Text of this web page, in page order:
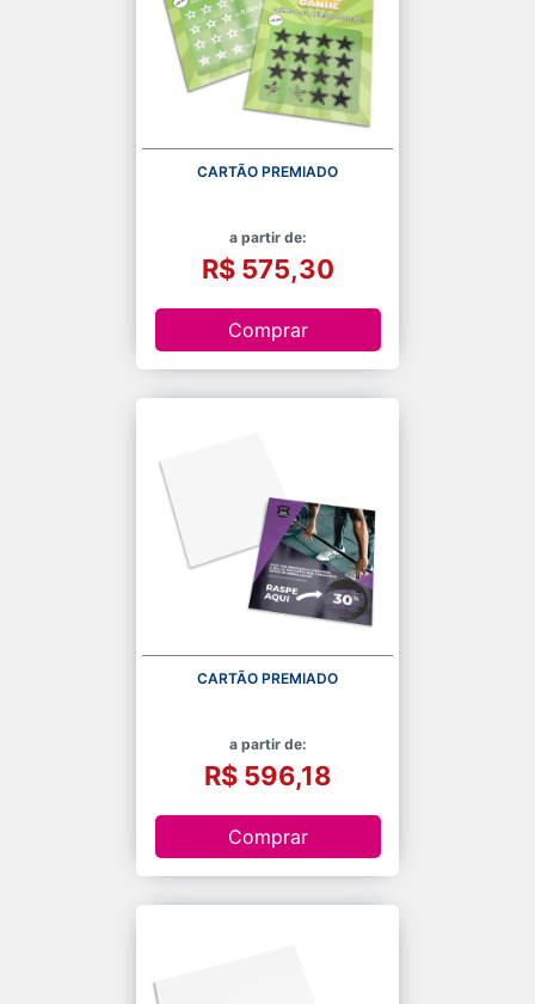
CARTÃO PREMIADO
a partir de:
R$ 575,30
Comprar
CARTÃO PREMIADO
a partir de:
R$ 596,18
Comprar